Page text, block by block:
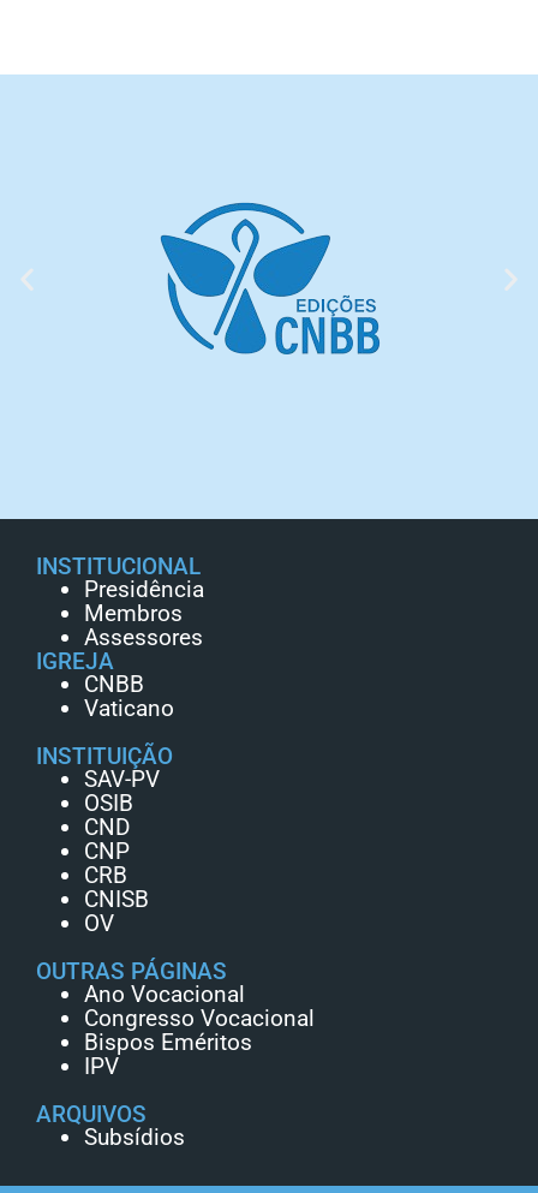
INSTITUCIONAL
Presidência
Membros
Assessores
IGREJA
CNBB
Vaticano
INSTITUIÇÃO
SAV-PV
OSIB
CND
CNP
CRB
CNISB
OV
OUTRAS PÁGINAS
Ano Vocacional
Congresso Vocacional
Bispos Eméritos
IPV
ARQUIVOS
Subsídios